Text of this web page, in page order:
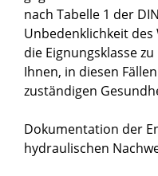
nach Tabelle 1 der
Unbedenklichkeit des
die Eignungsklasse
Ihnen, in diesen
zuständigen
Dokumentation der
hydraulischen